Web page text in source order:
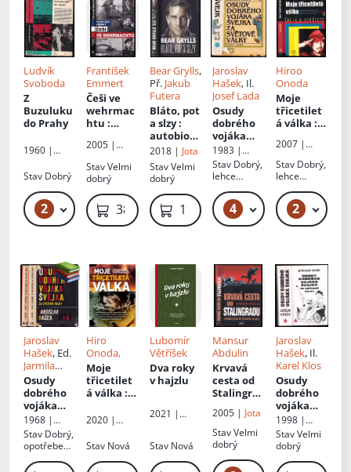
Ludvík
Svoboda
Z
Buzuluku
do Prahy
1960 |
fronta
Stav Dobrý
2 139 Kč
František
Emmert
Češi ve
wehrmac
htu:
né osudy
2005 |
StavVelmi
dobrý
389 Kč
Bear Grylls,
Př. Jakub
Futera
Bláto, pot
a slzy:
autobiogr
afie
2018 | Jota
StavVelmi
dobrý
179 Kč
Jaroslav
Hašek, Il.
Josef Lada
Osudy
dobrého
vojáka
Švejka za
světové
války
Díl 1
1983 |
Českoslove
nský
Stav Dobrý,
lehce
hřbet,
vybledlý
hřbet,
4 349 Kč
Hiroo
Onoda
Moje
třicetilet
á válka :
afický
příběh
japonské
vojáka,
který
nechtěl
válka
skončila :
rozkazy z
roku 1944
plnil až do
roku 1974
2007 |
vojsko
Stav Dobrý,
lehce
hřbet
2 49 Kč
Jaroslav
Hašek, Ed.
Jarmila
Víšková
Osudy
dobrého
vojáka
Švejka za
světové
války : Díl
1-2
1968 |
Odeon
Stav Dobrý,
opotřebená
Hiro
Onoda,
Moje
třicetilet
á válka:
tsuta :
autobiogr
afický
japonské
2020 |
VOJSKO -
distribuce
Stav Nová
Lubomír
Větříšek
Dva roky
v hajzlu
2021 |
Stav Nová
Mansur
Abdulin
Krvavá
cesta od
Stalingra
zpověď
prostého
vojáka
2005 | Jota
StavVelmi
dobrý
Jaroslav
Hašek, Il.
Karel Klos
Osudy
dobrého
vojáka
Švejka za
světové
války
1998 |
Baronet
StavVelmi
dobrý